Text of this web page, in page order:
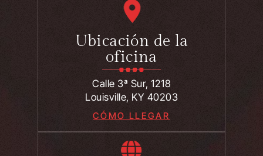
Ubicación de la
oficina
Calle 3ª Sur, 1218
Louisville, KY 40203
CÓMO LLEGAR